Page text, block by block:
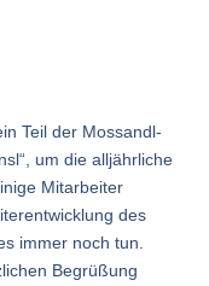
Teil der Mossandl-
um die alljährliche
Mitarbeiter
des
immer noch tun.
Begrüßung